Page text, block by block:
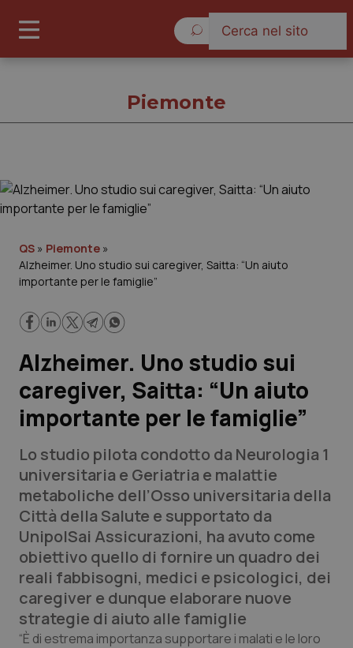
Governo e Parlamento
Regioni e Asl
Lavoro e Professioni
Scienza e Farmaci
Studi e Analisi
Lettere al direttore
Edizioni Regionali
QS Pro
Professionisti Sanitari.AI
Abruzzo
QS Pro Gold
Piemonte
QS » Piemonte »
Alzheimer. Uno studio sui caregiver, Saitta: “Un aiuto
importante per le famiglie”
Alzheimer. Uno studio sui
caregiver, Saitta: “Un aiuto
importante per le famiglie”
Lo studio pilota condotto da Neurologia 1
universitaria e Geriatria e malattie
metaboliche dell’Osso universitaria della
Città della Salute e supportato da
UnipolSai Assicurazioni, ha avuto come
obiettivo quello di fornire un quadro dei
reali fabbisogni, medici e psicologici, dei
caregiver e dunque elaborare nuove
strategie di aiuto alle famiglie
“È di estrema importanza supportare i malati e le loro